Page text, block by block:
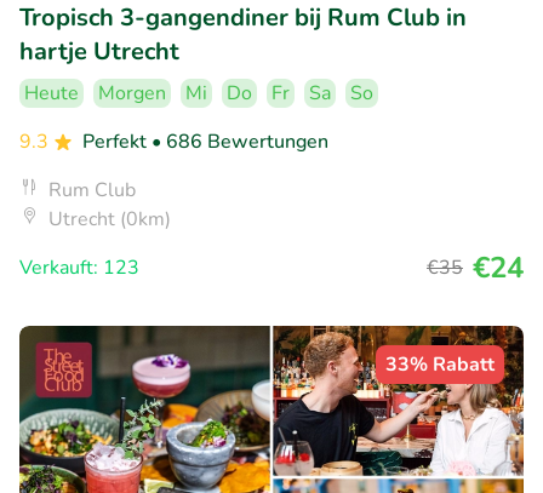
Tropisch 3-gangendiner bij Rum Club in
hartje Utrecht
Heute Morgen Mi Do Fr Sa
So
9.3
Perfekt • 686 Bewertungen
Rum Club
Utrecht (0km)
Verkauft: 123
€35 €24
33% Rabatt